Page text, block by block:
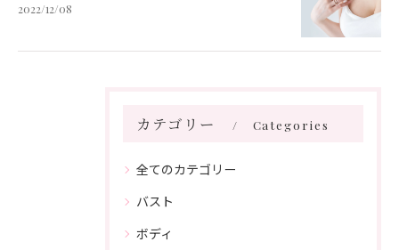
2022/12/08
カテゴリー Categories
全てのカテゴリー
バスト
ボディ